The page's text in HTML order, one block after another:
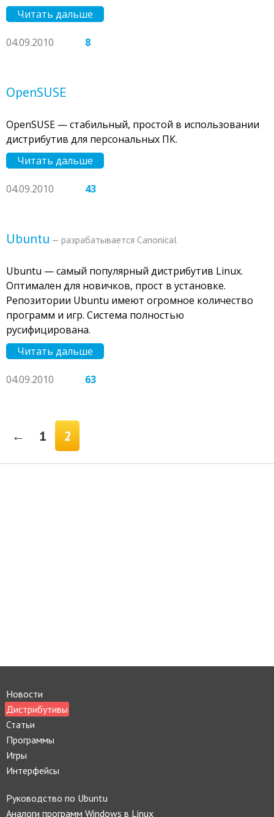
Читать дальше
04.09.2010 8
OpenSUSE
OpenSUSE — стабильный, простой в использовании
дистрибутив для персональных ПК.
Читать дальше
04.09.2010 43
Ubuntu — разрабатывается Canonical
Ubuntu — самый популярный дистрибутив Linux.
Оптимален для новичков, прост в установке.
Репозитории Ubuntu имеют огромное количество
программ и игр. Система полностью
русифицирована.
Читать дальше
04.09.2010 63
← 1 2
Новости
Дистрибутивы
Статьи
Программы
Игры
Интерфейсы
Руководство по Ubuntu
Аналоги программ Windows в Linux